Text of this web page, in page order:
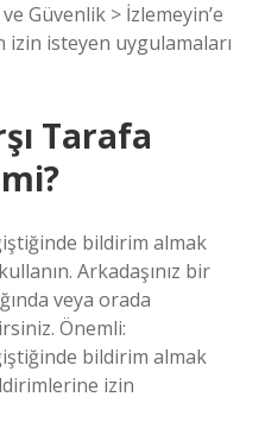
Güvenlik > İzlemeyin’e
izin isteyen uygulamaları
Tarafa
bildirim almak
Arkadaşınız bir
veya orada
Önemli:
bildirim almak
izin